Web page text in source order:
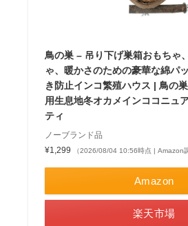
鳥の巣 – 吊り下げ巣箱おもちゃ
ゃ、暖かさのための豪華な綿パ
き防止インコ繁殖ハウス | 鳥の
用生息地冬オカメインココニュ
ティ
ノーブランド品
¥1,299
（2026/08/04 10:56時点 | Amazon
Amazon
楽天市場